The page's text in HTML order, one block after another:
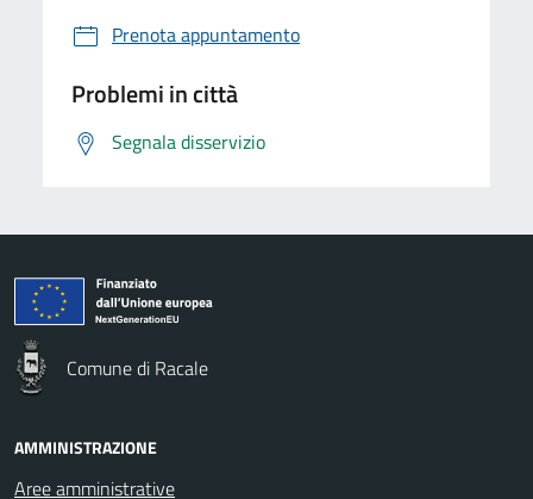
Prenota appuntamento
Problemi in città
Segnala disservizio
Comune di Racale
AMMINISTRAZIONE
Aree amministrative